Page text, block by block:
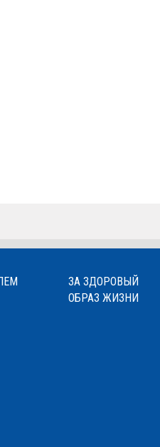
ЗА ЗДОРОВЫЙ
ОБРАЗ ЖИЗНИ